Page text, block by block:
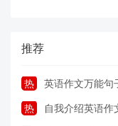
推荐
热 英语作文万能句
热 自我介绍英语作